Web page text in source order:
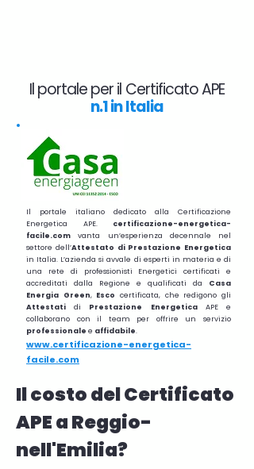
Il portale per il Certificato APE
n.1 in Italia
Il portale italiano dedicato alla Certificazione
Energetica APE. certificazione-energetica-
facile.com vanta un’esperienza decennale nel
settore dell’Attestato di Prestazione Energetica
in Italia. L’azienda si avvale di esperti in materia e di
una rete di professionisti Energetici certificati e
accreditati dalla Regione e qualificati da Casa
Energia Green, Escocertificata, che redigono gli
Attestatidi Prestazione EnergeticaAPE e
collaborano con il team per offrire un servizio
professionale e affidabile.
www.certificazione-energetica-
facile.com
Il costo del Certificato
APE a Reggio-
nell'Emilia?